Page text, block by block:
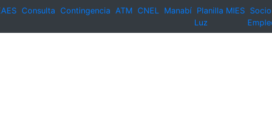
Consulta Contingencia ATM CNEL Manabí Planilla
Luz
MIES Socio